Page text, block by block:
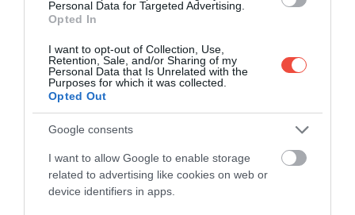
Personal Data for Targeted Advertising.
Opted In
I want to opt-out of Collection, Use,
Retention, Sale, and/or Sharing of my
Personal Data that Is Unrelated with the
Purposes for which it was collected.
Opted Out
Google consents
I want to allow Google to enable storage
related to advertising like cookies on web or
device identifiers in apps.
Pe locul al doilea se află Parisul. Capitala franceză
este, de asemenea, menționată pe scară largă ca
fiind centrul iubirii și al modei și, pe lângă marea de
atracții, gastronomia și viața de noapte oferă o
experiență unică. Toate acestea lasă o amprentă
adâncă în sufletul călătorului, care poate fi alinată